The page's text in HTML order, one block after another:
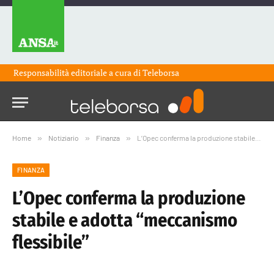
Responsabilità editoriale a cura diTeleborsa
Home » Notiziario » Finanza » L’Opec conferma la produzione stabile e adotta “meccanismo flessibile”
FINANZA
L’Opec conferma la produzione
stabile e adotta “meccanismo
flessibile”